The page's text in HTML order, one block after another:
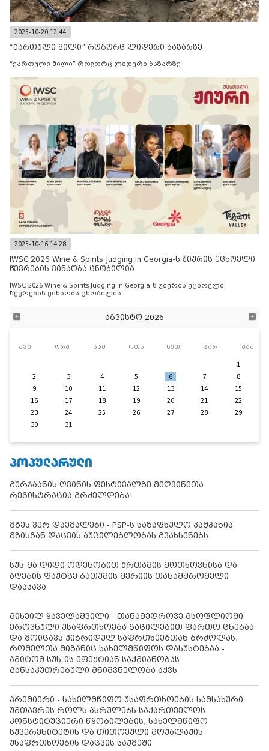
2025-10-20 12:44
“ქართული მილი” როგორც ლიდერი ბაზარზე
“ქართული მილი” როგორც ლიდერი ბაზარზე
2025-10-16 14:28
IWSC 2026 Wine & Spirits Judging in Georgia-ს ჟიურის უცხოელი
წევრების ვინაობა ცნობილია
IWSC 2026 Wine & Spirits Judging in Georgia-ს ჟიურის უცხოელი
წევრების ვინაობა ცნობილია
აგვისტო 2026
კვი ორშ სამ ოთხ ხუთ პარ შაბ
1
2
3 4 5 6 7
8
9
10 11 12 13 14
15
16
17 18 19 20 21
22
23
24 25 26 27 28
29
30
31
ᲞᲝᲞᲣᲚᲐᲠᲣᲚᲘ
გურჯაანის ღვინის ფესტივალზე მეღვინეთა
რეგისტრაცია გრძელდება!
მზეს ვერ დაემალები - PSP-ს საზაფხულო კამპანია
მზისგან დაცვის აუცილებლობას გვახსენებს
სუს-მა დიდი ოდენობით ქრთამის მოთხოვნისა და
აღების ფაქტზე ბათუმის მერიის თანამშრომელი
დააკავა
მიხეილ ყაველაშვილი - თანამედროვე მსოფლიოში
ეროვნული უსაფრთხოება გაცილებით ფართო ცნებაა
და მოიცავს ჰიბრიდულ საფრთხეებთან ბრძოლას,
რომელთა მიზანიც სახელმწიფოს დასუსტებაა -
ამიტომ სუს-ის ეფექტიან საქმიანობას
განსაკუთრებული მნიშვნელობა აქვს
პრემიერი - სახელმწიფო უსაფრთხოების სამსახური
უმთავრეს როლს ასრულებს საქართველოს
კონსტიტუციური წყობილების, სახელმწიფო
სუვერენიტეტის და თითოეული მოქალაქის
უსაფრთხოების დაცვის საქმეში